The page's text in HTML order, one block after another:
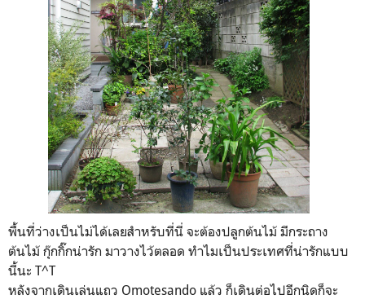
พื้นที่ว่างเป็นไม่ได้เลยสำหรับที่นี่ จะต้องปลูกต้นไม้ มีกระถาง
ต้นไม้ กุ๊กกิ๊กน่ารัก มาวางไว้ตลอด ทำไมเป็นประเทศที่น่ารักแบบ
นี้นะ T^T
หลังจากเดินเล่นแถว Omotesando แล้ว ก็เดินต่อไปอีกนิดก็จะ